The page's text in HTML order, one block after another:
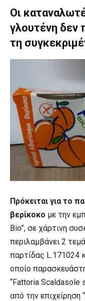
Οι
γλουτένη δεν
τη
Πρόκειται για το
βερίκοκο με την
Bio”, σε χάρτινη
περιλαμβάνει 2
παρτίδας L.171024
οποίο
“Fattoria Scaldasole
από την επιχείρηση